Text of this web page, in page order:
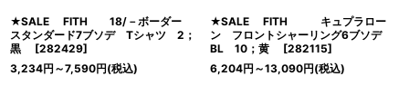
★SALE FITH 18/－ボーダー
スタンダード7ブソデ Tシャツ 2；
黒
[282429]
3,234円 ～7,590円(税込)
★SALE FITH キュプラロー
ン フロントシャーリング6ブソデ
BL 10；黄
[282115]
6,204円 ～13,090円(税込)